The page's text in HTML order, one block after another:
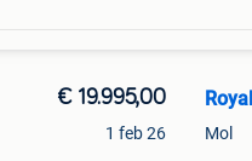
€ 19.995,00
1 feb 26 Mol